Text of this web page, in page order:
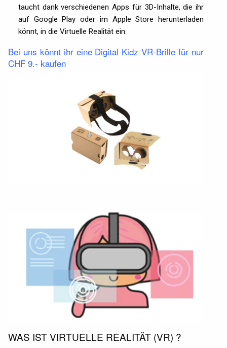
taucht dank verschiedenen Apps für 3D-Inhalte, die ihr
auf Google Play oder im Apple Store herunterladen
könnt, in die Virtuelle Realität ein.
Bei uns könnt ihr eine Digital Kidz VR-Brille für nur
CHF 9.- kaufen
WAS IST VIRTUELLE REALITÄT (VR) ?